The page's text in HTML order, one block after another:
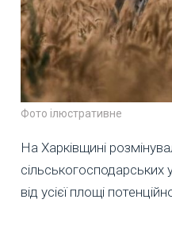
Фото ілюстративне
На Харківщині
сільськогосподарських
від усієї площі